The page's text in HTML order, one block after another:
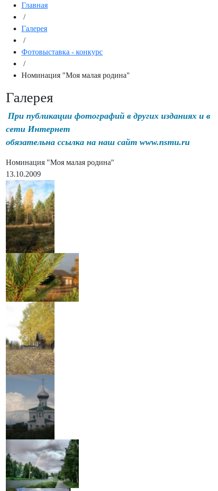
Главная
/
Галерея
/
Фотовыставка - конкурс
/
Номинация "Моя малая родина"
Галерея
При публикации фотографий в других изданиях и в
сети Интернет
обязательна ссылка на наш сайт www.nsmu.ru
Номинация "Моя малая родина"
13.10.2009